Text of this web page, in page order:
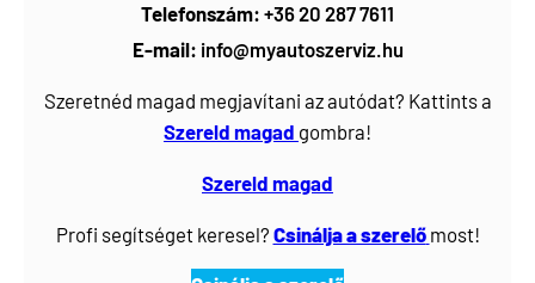
Telefonszám: +36 20 287 7611
E-mail: info@myautoszerviz.hu
Szeretnéd magad megjavítani az autódat? Kattints a
Szereld magad gombra!
Szereld magad
Profi segítséget keresel? Csinálja a szerelő most!